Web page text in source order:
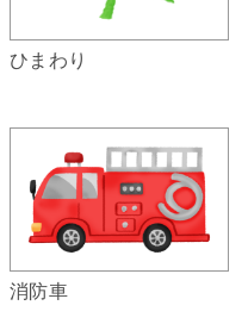
ひまわり
消防車